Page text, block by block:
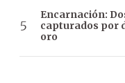
Encarnación:
capturados por
oro